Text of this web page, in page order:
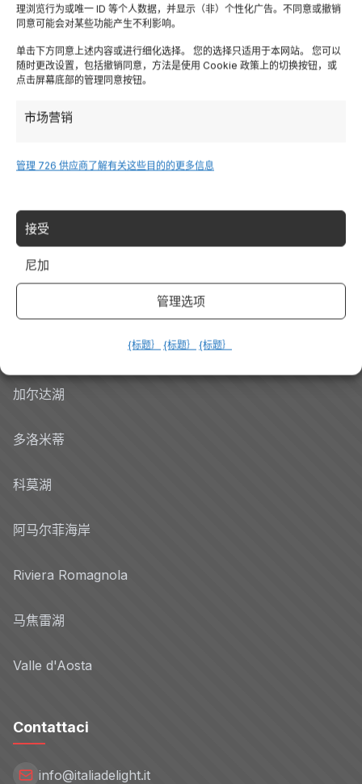
理浏览行为或唯一 ID 等个人数据，并显示（非）个性化广告。不同意或撤销
同意可能会对某些功能产生不利影响。
单击下方同意上述内容或进行细化选择。 您的选择只适用于本网站。 您可以
随时更改设置，包括撤销同意，方法是使用 Cookie 政策上的切换按钮，或
点击屏幕底部的管理同意按钮。
市场营销
管理 726 供应商了解有关这些目的的更多信息
接受
尼加
管理选项
{标题｝ {标题｝ {标题｝
托斯卡纳
Lombardia
撒丁岛
Tutte le Regioni →
加尔达湖
多洛米蒂
科莫湖
阿马尔菲海岸
Riviera Romagnola
马焦雷湖
Valle d'Aosta
Contattaci
info@italiadelight.it